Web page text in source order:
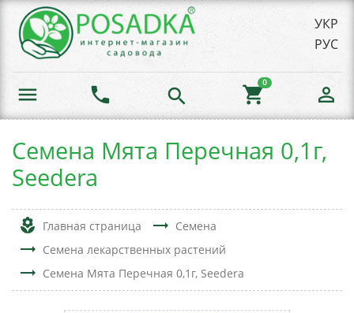
УКР
РУС
menu phone search shopping_cart
0
person_outline
Семена Мята Перечная 0,1г,
Seedera
local_florist Главная страница trending_flat Семена
trending_flat Семена лекарственных растений
trending_flat Семена Мята Перечная 0,1г, Seedera